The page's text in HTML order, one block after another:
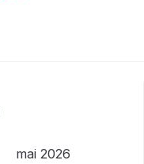
mai 2026